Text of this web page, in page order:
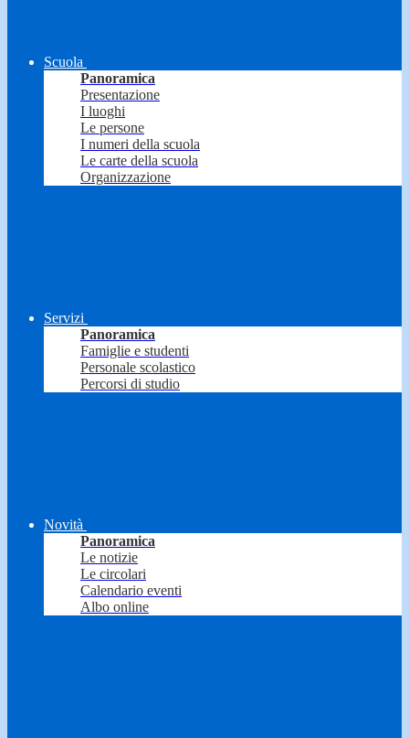
Scuola
Panoramica
Presentazione
I luoghi
Le persone
I numeri della scuola
Le carte della scuola
Organizzazione
Servizi
Panoramica
Famiglie e studenti
Personale scolastico
Percorsi di studio
Novità
Panoramica
Le notizie
Le circolari
Calendario eventi
Albo online